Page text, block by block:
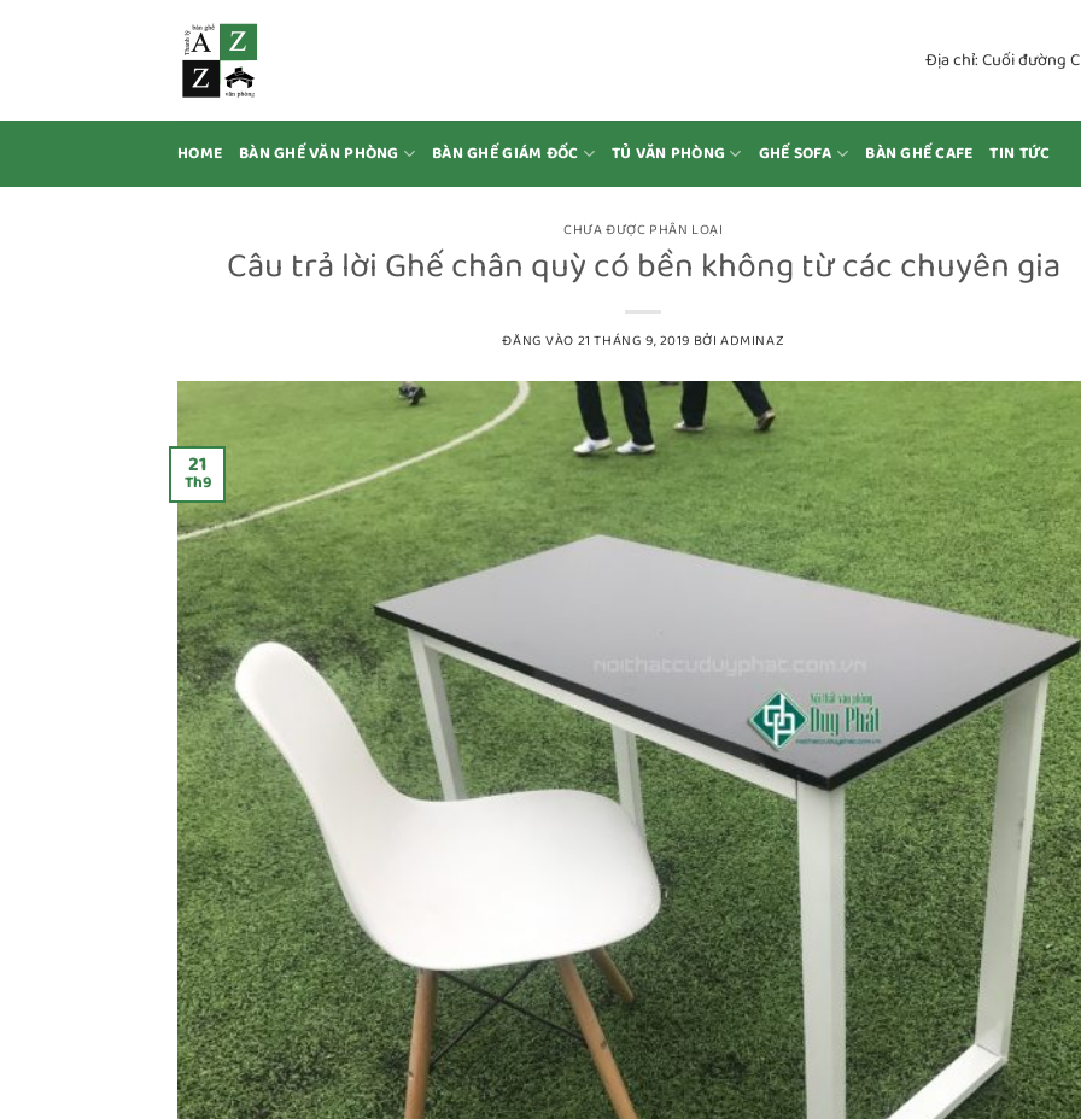
Địa chỉ: Cuối đường
HOME BÀN GHẾ VĂN PHÒNG BÀN GHẾ GIÁM ĐỐC TỦ VĂN PHÒNG GHẾ SOFA BÀN GHẾ CAFE TIN TỨC
CHƯA ĐƯỢC PHÂN LOẠI
Câu trả lời Ghế chân quỳ có bền không từ các chuyên gia
ĐĂNG VÀO 21 THÁNG 9, 2019 BỞIADMINAZ
21
Th9